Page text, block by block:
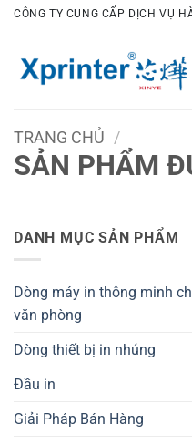
Bỏ
dung
CÔNG TY CUNG CẤP DỊCH VỤ
TRANG CHỦ /
SẢN PHẨM
DANH MỤC SẢN PHẨM
Dòng máy in thông minh
văn phòng
Dòng thiết bị in nhúng
Đầu in
Giải Pháp Bán Hàng